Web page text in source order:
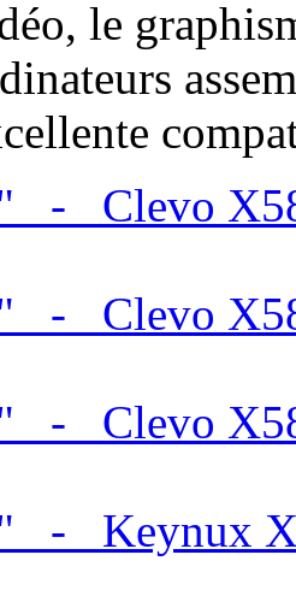
le
- Clevo
- Clevo
- Clevo
- Keynux